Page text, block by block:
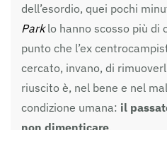
dell’esordio, quei pochi
Parklo hanno scosso più di
punto che l’ex
cercato, invano, di
riuscito è, nel bene e nel
condizione umana: il
non dimenticare